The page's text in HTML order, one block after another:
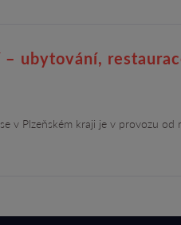
– ubytování,
v Plzeňském kraji je v provozu od